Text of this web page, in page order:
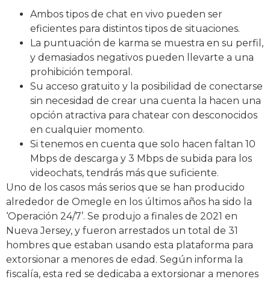
Ambos tipos de chat en vivo pueden ser
eficientes para distintos tipos de situaciones.
La puntuación de karma se muestra en su perfil,
y demasiados negativos pueden llevarte a una
prohibición temporal.
Su acceso gratuito y la posibilidad de conectarse
sin necesidad de crear una cuenta la hacen una
opción atractiva para chatear con desconocidos
en cualquier momento.
Si tenemos en cuenta que solo hacen faltan 10
Mbps de descarga y 3 Mbps de subida para los
videochats, tendrás más que suficiente.
Uno de los casos más serios que se han producido
alrededor de Omegle en los últimos años ha sido la
‘Operación 24/7’. Se produjo a finales de 2021 en
Nueva Jersey, y fueron arrestados un total de 31
hombres que estaban usando esta plataforma para
extorsionar a menores de edad. Según informa la
fiscalía, esta red se dedicaba a extorsionar a menores